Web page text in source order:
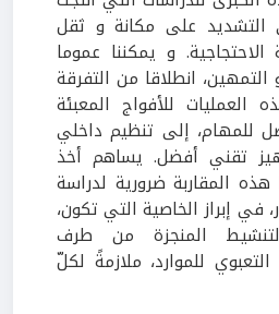
التشديد على مكانة و ثقل
الاحتجاجية. و يمكننا عموما
انطلاقا من التفرقة
العمليات للأفواج المعبئة
للمهام، إلى تنظيم داخلي
تقني أفضل. يساهم أخذ
هذه المقاربة ضرورية لدراسة
في إبراز الخاصية التي تكون،
المنجزة من طرف
للموارد، ملازمةً لكلّ